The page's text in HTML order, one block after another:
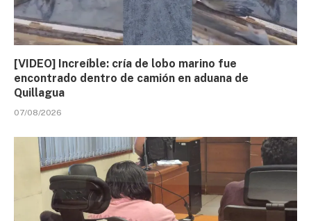
[VIDEO] Increíble: cría de lobo marino fue
encontrado dentro de camión en aduana de
Quillagua
07/08/2026